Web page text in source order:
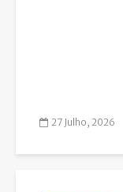
27 Julho, 2026